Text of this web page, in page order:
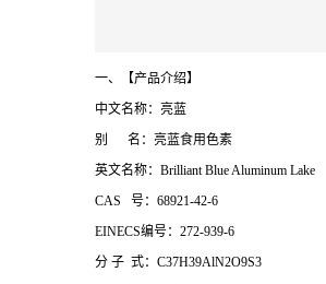
一、【产品介绍】
中文名称：亮蓝
别 名：亮蓝食用色素
英文名称：Brilliant Blue Aluminum Lake
CAS 号：68921-42-6
EINECS编号：272-939-6
分 子 式：C37H39AlN2O9S3